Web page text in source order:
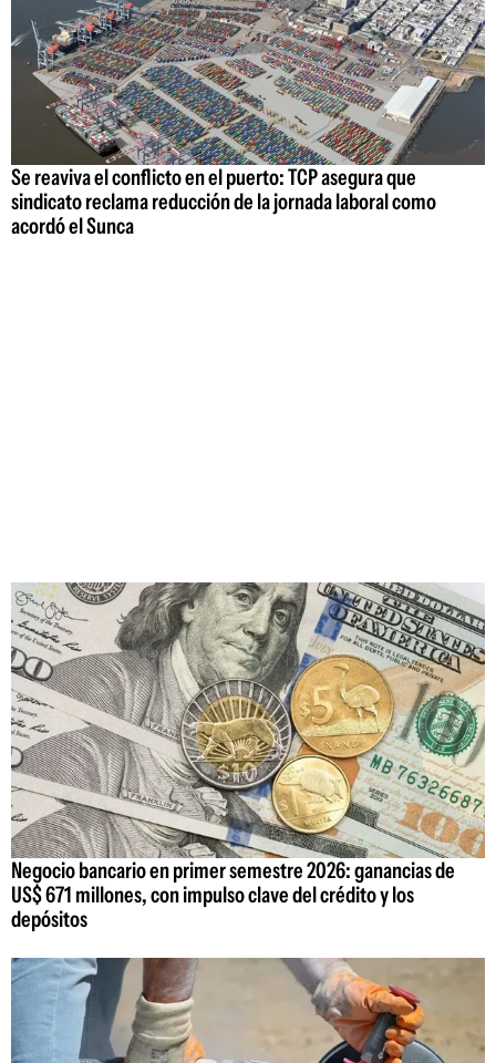
Se reaviva el conflicto en el puerto: TCP asegura que
sindicato reclama reducción de la jornada laboral como
acordó el Sunca
Negocio bancario en primer semestre 2026: ganancias de
US$ 671 millones, con impulso clave del crédito y los
depósitos